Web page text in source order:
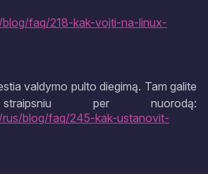
faq/218-kak-vojti-na-linux-
valdymo pulto diegimą. Tam galite
per nuorodą:
blog/faq/245-kak-ustanovit-